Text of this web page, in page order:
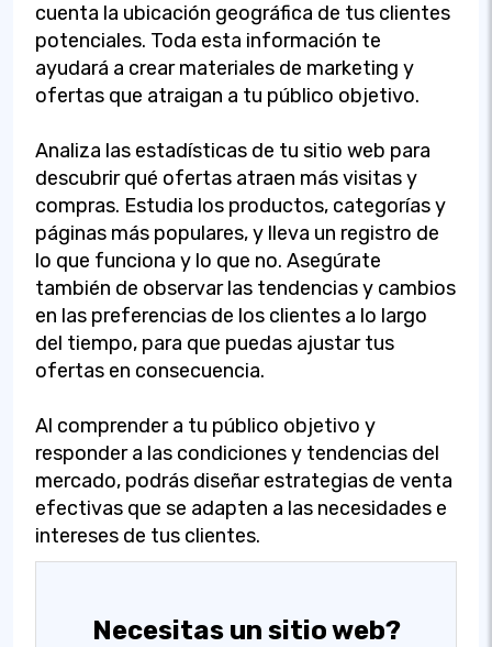
cuenta la ubicación geográfica de tus clientes
potenciales. Toda esta información te
ayudará a crear materiales de marketing y
ofertas que atraigan a tu público objetivo.
Analiza las estadísticas de tu sitio web para
descubrir qué ofertas atraen más visitas y
compras. Estudia los productos, categorías y
páginas más populares, y lleva un registro de
lo que funciona y lo que no. Asegúrate
también de observar las tendencias y cambios
en las preferencias de los clientes a lo largo
del tiempo, para que puedas ajustar tus
ofertas en consecuencia.
Al comprender a tu público objetivo y
responder a las condiciones y tendencias del
mercado, podrás diseñar estrategias de venta
efectivas que se adapten a las necesidades e
intereses de tus clientes.
Necesitas un sitio web?